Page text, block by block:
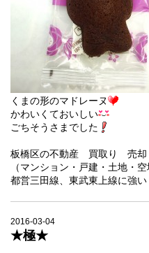
くまの形のマドレーヌ
かわいくておいしい
ごちそうさまでした
板橋区の不動産 買取り 売
（マンション・戸建・土地・
都営三田線、東武東上線に強
2016-03-04
★極★